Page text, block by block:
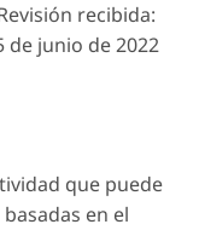
recibida:
de junio de 2022
que puede
en el